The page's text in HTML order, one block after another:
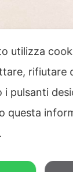
utilizza
rifiutare
i pulsanti
questa